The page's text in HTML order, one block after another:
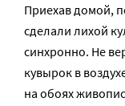
Приехав домой,
сделали лихой
синхронно. Не
кувырок в
на обоях